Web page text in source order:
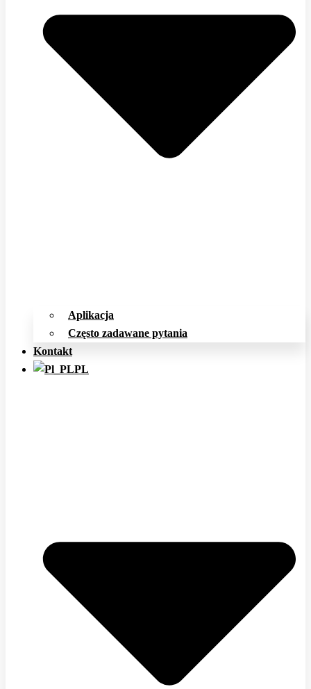
Aplikacja
Często zadawane pytania
Kontakt
PL